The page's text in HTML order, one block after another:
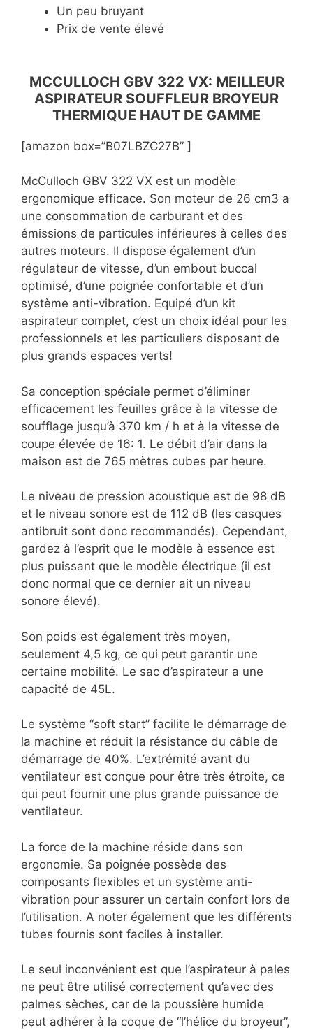
Un peu bruyant
Prix de vente élevé
MCCULLOCH GBV 322 VX: MEILLEUR
ASPIRATEUR SOUFFLEUR BROYEUR
THERMIQUE HAUT DE GAMME
[amazon box=”B07LBZC27B” ]
McCulloch GBV 322 VX est un modèle
ergonomique efficace. Son moteur de 26 cm3 a
une consommation de carburant et des
émissions de particules inférieures à celles des
autres moteurs. Il dispose également d’un
régulateur de vitesse, d’un embout buccal
optimisé, d’une poignée confortable et d’un
système anti-vibration. Equipé d’un kit
aspirateur complet, c’est un choix idéal pour les
professionnels et les particuliers disposant de
plus grands espaces verts!
Sa conception spéciale permet d’éliminer
efficacement les feuilles grâce à la vitesse de
soufflage jusqu’à 370 km / h et à la vitesse de
coupe élevée de 16: 1. Le débit d’air dans la
maison est de 765 mètres cubes par heure.
Le niveau de pression acoustique est de 98 dB
et le niveau sonore est de 112 dB (les casques
antibruit sont donc recommandés). Cependant,
gardez à l’esprit que le modèle à essence est
plus puissant que le modèle électrique (il est
donc normal que ce dernier ait un niveau
sonore élevé).
Son poids est également très moyen,
seulement 4,5 kg, ce qui peut garantir une
certaine mobilité. Le sac d’aspirateur a une
capacité de 45L.
Le système “soft start” facilite le démarrage de
la machine et réduit la résistance du câble de
démarrage de 40%. L’extrémité avant du
ventilateur est conçue pour être très étroite, ce
qui peut fournir une plus grande puissance de
ventilateur.
La force de la machine réside dans son
ergonomie. Sa poignée possède des
composants flexibles et un système anti-
vibration pour assurer un certain confort lors de
l’utilisation. A noter également que les différents
tubes fournis sont faciles à installer.
Le seul inconvénient est que l’aspirateur à pales
ne peut être utilisé correctement qu’avec des
palmes sèches, car de la poussière humide
peut adhérer à la coque de “l’hélice du broyeur”,